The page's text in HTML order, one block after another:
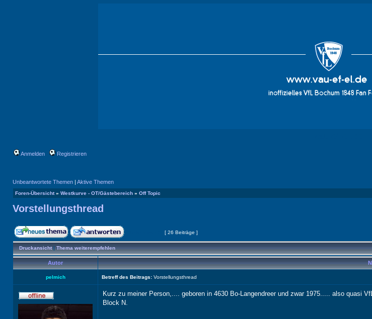
Anmelden Registrieren
Unbeantwortete Themen | Aktive Themen
Foren-Übersicht» Westkurve - OT/Gästebereich » Off Topic
Vorstellungsthread
[ 26 Beiträge ]
Druckansicht|Thema weiterempfehlen
Autor
pelmich Betreff des Beitrags: Vorstellungsthread
Kurz zu meiner Person,.... geboren in 4630 Bo-Langendreer und zwar 1975..... also quasi
Block N.